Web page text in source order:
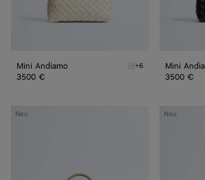
Mini Andiamo Sea salt Mini
+6
3500 €
Mini
3500 €
Neu
Mini
Neu
Mini